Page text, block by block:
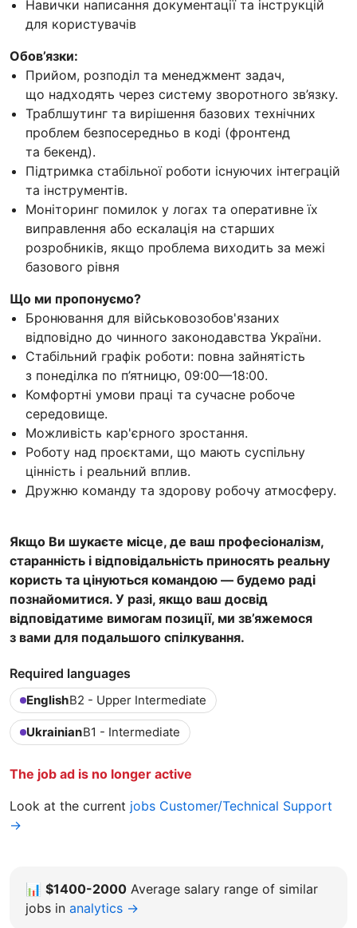
Навички написання документації та інструкцій
для користувачів
Обов’язки:
Прийом, розподіл та менеджмент задач,
що надходять через систему зворотного зв’язку.
Траблшутинг та вирішення базових технічних
проблем безпосередньо в коді (фронтенд
та бекенд).
Підтримка стабільної роботи існуючих інтеграцій
та інструментів.
Моніторинг помилок у логах та оперативне їх
виправлення або ескалація на старших
розробників, якщо проблема виходить за межі
базового рівня
Що ми пропонуємо?
Бронювання для військовозобов'язаних
відповідно до чинного законодавства України.
Стабільний графік роботи: повна зайнятість
з понеділка по п’ятницю, 09:00—18:00.
Комфортні умови праці та сучасне робоче
середовище.
Можливість кар'єрного зростання.
Роботу над проєктами, що мають суспільну
цінність і реальний вплив.
Дружню команду та здорову робочу атмосферу.
Якщо Ви шукаєте місце, де ваш професіоналізм,
старанність і відповідальність приносять реальну
користь та цінуються командою — будемо раді
познайомитися. У разі, якщо ваш досвід
відповідатиме вимогам позиції, ми зв’яжемося
з вами для подальшого спілкування.
Required languages
EnglishB2 - Upper Intermediate
UkrainianB1 - Intermediate
The job ad is no longer active
Look at the current jobs Customer/Technical Support
→
📊 $1400-2000 Average salary range of similar
jobs in analytics →